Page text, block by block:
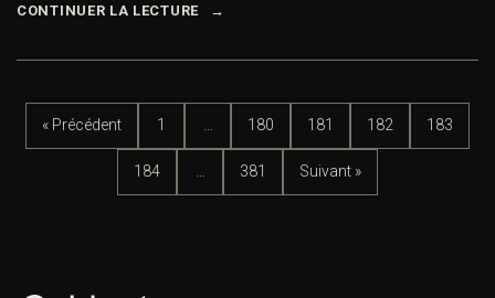
CONTINUER LA LECTURE
« Précédent 1 180 181 182 183
184 381 Suivant »